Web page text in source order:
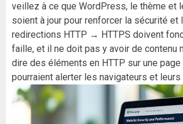
veillez à ce que WordPress, le thème et
soient à jour pour renforcer la sécurité et
redirections HTTP → HTTPS doivent
faille, et il ne doit pas y avoir de contenu
dire des éléments en HTTP sur une page
pourraient alerter les navigateurs et